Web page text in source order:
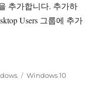
추가합니다. 추가하
Users 그룹에 추가
태
Windows 10